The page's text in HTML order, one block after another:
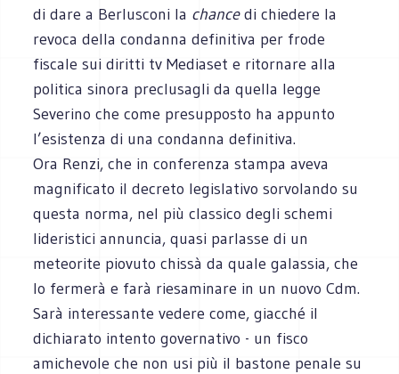
di dare a Berlusconi la chancedi chiedere la
revoca della condanna definitiva per frode
fiscale sui diritti tv Mediaset e ritornare alla
politica sinora preclusagli da quella legge
Severino che come presupposto ha appunto
l’esistenza di una condanna definitiva.
Ora Renzi, che in conferenza stampa aveva
magnificato il decreto legislativo sorvolando su
questa norma, nel più classico degli schemi
lideristici annuncia, quasi parlasse di un
meteorite piovuto chissà da quale galassia, che
lo fermerà e farà riesaminare in un nuovo Cdm.
Sarà interessante vedere come, giacché il
dichiarato intento governativo - un fisco
amichevole che non usi più il bastone penale su